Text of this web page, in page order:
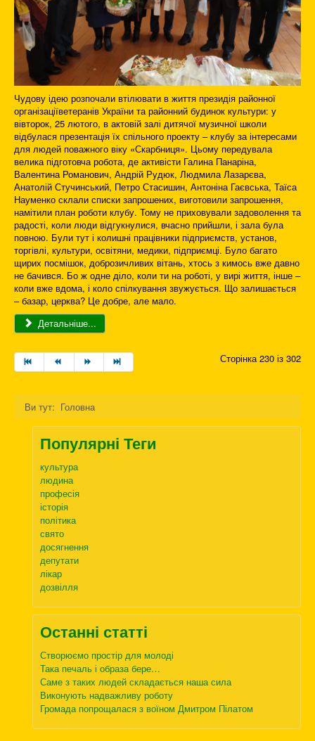
Чудову ідею розпочали втілювати в життя президія районної
організаціїветеранів України та районний будинок культури: у
вівторок, 25 лютого, в актовій залі дитячої музичної школи
відбулася презентація їх спільного проекту – клубу за інтересами
для людей поважного віку «Скарбниця». Цьому передувала
велика підготовча робота, де активісти Галина Панаріна,
Валентина Романович, Андрій Рудюк, Людмила Лазарєва,
Анатолій Стучинський, Петро Стасишин, Антоніна Гаєвська, Таїса
Науменко склали списки запрошених, виготовили запрошення,
намітили план роботи клубу. Тому не приховували задоволення та
радості, коли люди відгукнулися, вчасно прийшли, і зала була
повною. Були тут і колишні працівники підприємств, установ,
торгівлі, культури, освітяни, медики, підприємці. Було багато
щирих посмішок, доброзичливих вітань, хтось з кимось вже давно
не бачився. Бо ж одне діло, коли ти на роботі, у вирі життя, інше –
коли вже вдома, і коло спілкування звужується. Що залишається
– базар, церква? Це добре, але мало.
Детальніше...
Сторінка 230 із 302
Ви тут: Головна
Популярні Теги
культура
людина
професія
історія
політика
свято
досягнення
депутати
лікар
дозвілля
Останні статті
Створюємо простір для молоді
Така печаль і образа бере…
Саме з таких людей складається наша сила
Виконують надважливу роботу
Громада попрощалася з воїном Дмитром Пілатом